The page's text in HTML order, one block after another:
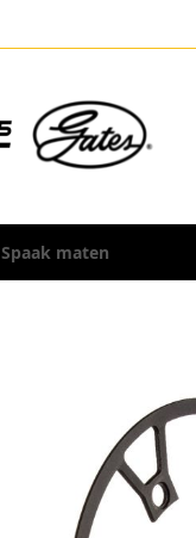
Spaak maten